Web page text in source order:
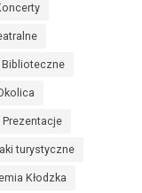
Prezentacje
turystyczne
Kłodzka